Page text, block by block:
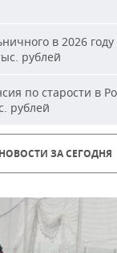
в 2026
рублей
по старости в
рублей
ЗА СЕГОДНЯ